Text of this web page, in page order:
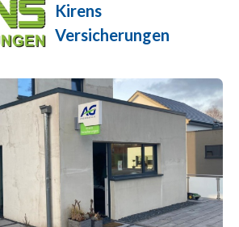
Kirens
Versicherungen